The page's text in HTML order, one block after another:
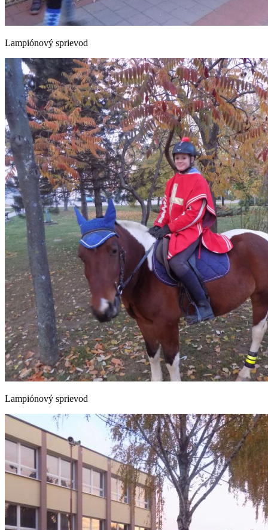
Lampiónový sprievod
Lampiónový sprievod